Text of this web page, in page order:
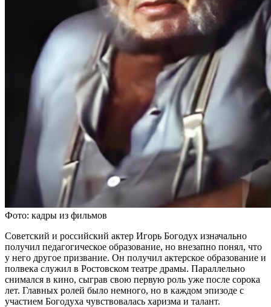
Фото: кадры из фильмов
Советский и российский актер Игорь Богодух изначально
получил педагогическое образование, но внезапно понял, что
у него другое призвание. Он получил актерское образование и
полвека служил в Ростовском театре драмы. Параллельно
снимался в кино, сыграв свою первую роль уже после сорока
лет. Главных ролей было немного, но в каждом эпизоде с
участием Богодуха чувствовалась харизма и талант.